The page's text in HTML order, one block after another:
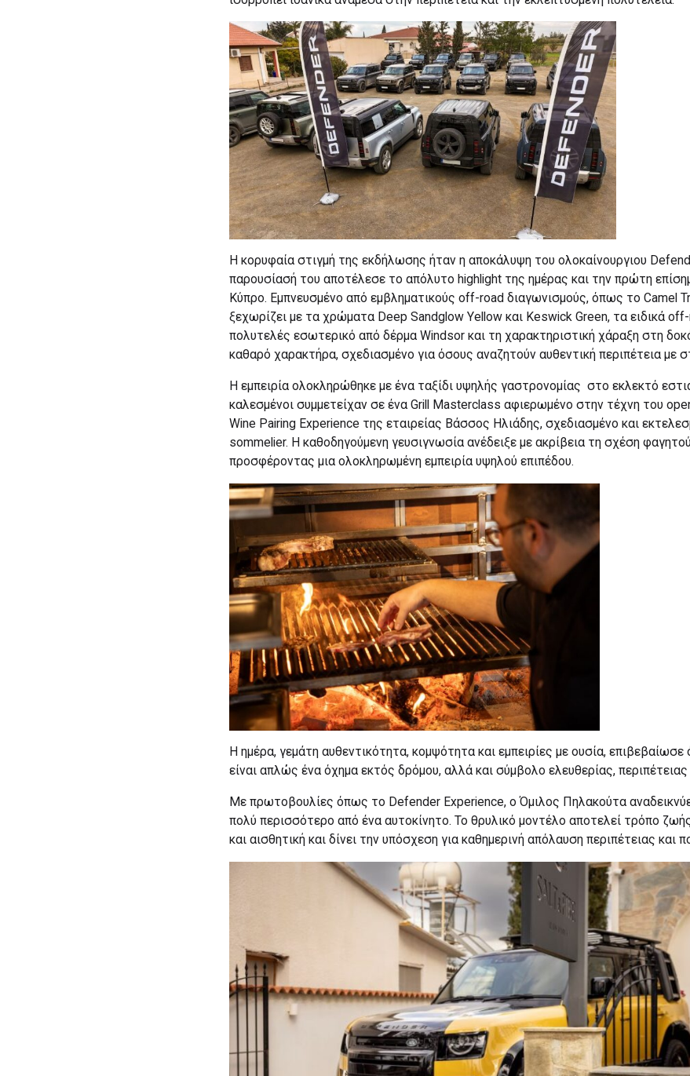
Η κορυφαία στιγμή της εκδήλωσης ήταν η αποκάλυψη του ολοκαίνουργιου
παρουσίασή του αποτέλεσε το απόλυτο highlight της ημέρας και την πρώτη
Κύπρο. Εμπνευσμένο από εμβληματικούς off-road διαγωνισμούς, όπως το Camel
ξεχωρίζει με τα χρώματα Deep Sandglow Yellow και Keswick Green, τα ειδικά
πολυτελές εσωτερικό από δέρμα Windsor και τη χαρακτηριστική χάραξη στη
καθαρό χαρακτήρα, σχεδιασμένο για όσους αναζητούν αυθεντική περιπέτεια με
Η εμπειρία ολοκληρώθηκε με ένα ταξίδι υψηλής γαστρονομίας στο εκλεκτό
καλεσμένοι συμμετείχαν σε ένα Grill Masterclass αφιερωμένο στην τέχνη του
Wine Pairing Experience της εταιρείας Βάσσος Ηλιάδης, σχεδιασμένο και
sommelier. Η καθοδηγούμενη γευσιγνωσία ανέδειξε με ακρίβεια τη σχέση
προσφέροντας μια ολοκληρωμένη εμπειρία υψηλού επιπέδου.
Η ημέρα, γεμάτη αυθεντικότητα, κομψότητα και εμπειρίες με ουσία,
είναι απλώς ένα όχημα εκτός δρόμου, αλλά και σύμβολο ελευθερίας,
Με πρωτοβουλίες όπως το Defender Experience, ο Όμιλος Πηλακούτα
πολύ περισσότερο από ένα αυτοκίνητο. Το θρυλικό μοντέλο αποτελεί τρόπο
και αισθητική και δίνει την υπόσχεση για καθημερινή απόλαυση περιπέτειας και